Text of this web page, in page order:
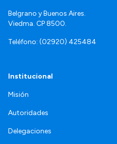
Belgrano y Buenos Aires.
Viedma. CP 8500.
Teléfono: (02920) 425484
Institucional
Misión
Autoridades
Delegaciones